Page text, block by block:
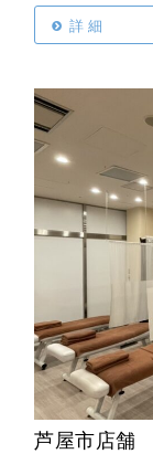
詳 細
芦屋市店舗